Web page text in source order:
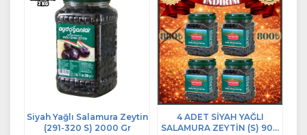
Siyah Yağlı Salamura Zeytin
(291-320 S) 2000 Gr
4 ADET SİYAH YAĞLI
SALAMURA ZEYTİN (S) 900